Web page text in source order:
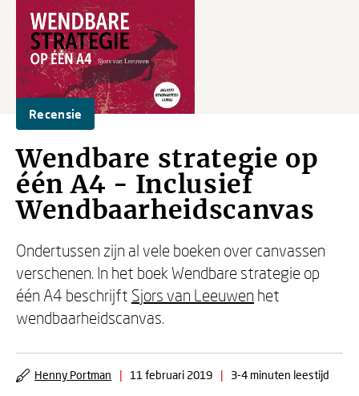
Recensie
Wendbare strategie op
één A4 - Inclusief
Wendbaarheidscanvas
Ondertussen zijn al vele boeken over canvassen
verschenen. In het boek Wendbare strategie op
één A4 beschrijft Sjors van Leeuwen het
wendbaarheidscanvas.
Henny Portman | 11 februari 2019 | 3-4 minuten leestijd